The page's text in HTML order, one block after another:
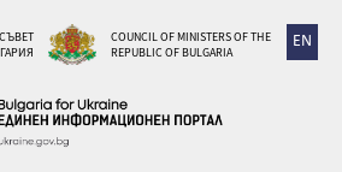
EN
COUNCIL OF MINISTERS OF THE
REPUBLIC OF BULGARIA